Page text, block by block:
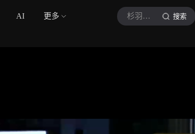
AI 更多 杉羽追剧 搜索